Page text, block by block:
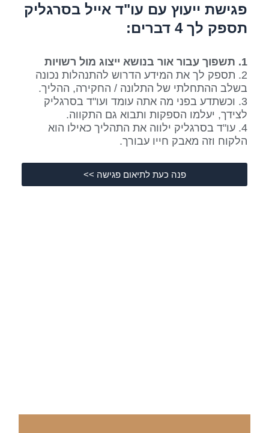
פגישת ייעוץ עם עו"ד אייל בסרגליק
תספק לך 4 דברים:​
1. תשפוך עבור אור בנושא ייצוג מול רשויות
2. תספק לך את המידע הדרוש להתנהלות נכונה
בשלב ההתחלתי של התלונה / החקירה, ההליך.
3. וכשתדע בפני מה אתה עומד ועו"ד בסרגליק
לצידך, יעלמו הספקות ותבוא גם התקווה.
4. עו"ד בסרגליק ילווה את התהליך כאילו הוא
הלקוח וזה מאבק חייו עבורך.
פנה כעת לתיאום פגישה >>